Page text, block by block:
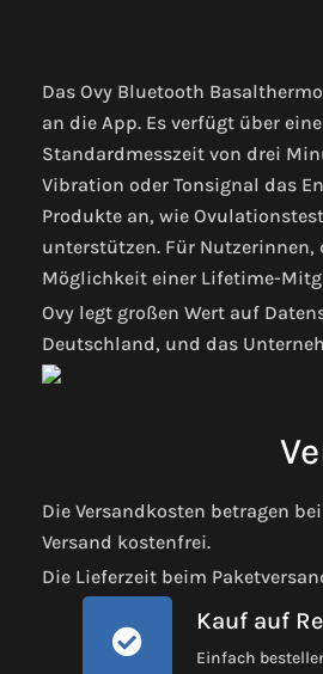
Das Ovy Bluetooth
an die App. Es verfügt über
Standardmesszeit von drei
Vibration oder Tonsignal das
Produkte an, wie
unterstützen. Für
Möglichkeit einer Lifetime-
Ovy legt großen Wert auf
Deutschland, und das
Die Versandkosten betragen
Versand kostenfrei.
Die Lieferzeit beim
Kauf auf
Einfach